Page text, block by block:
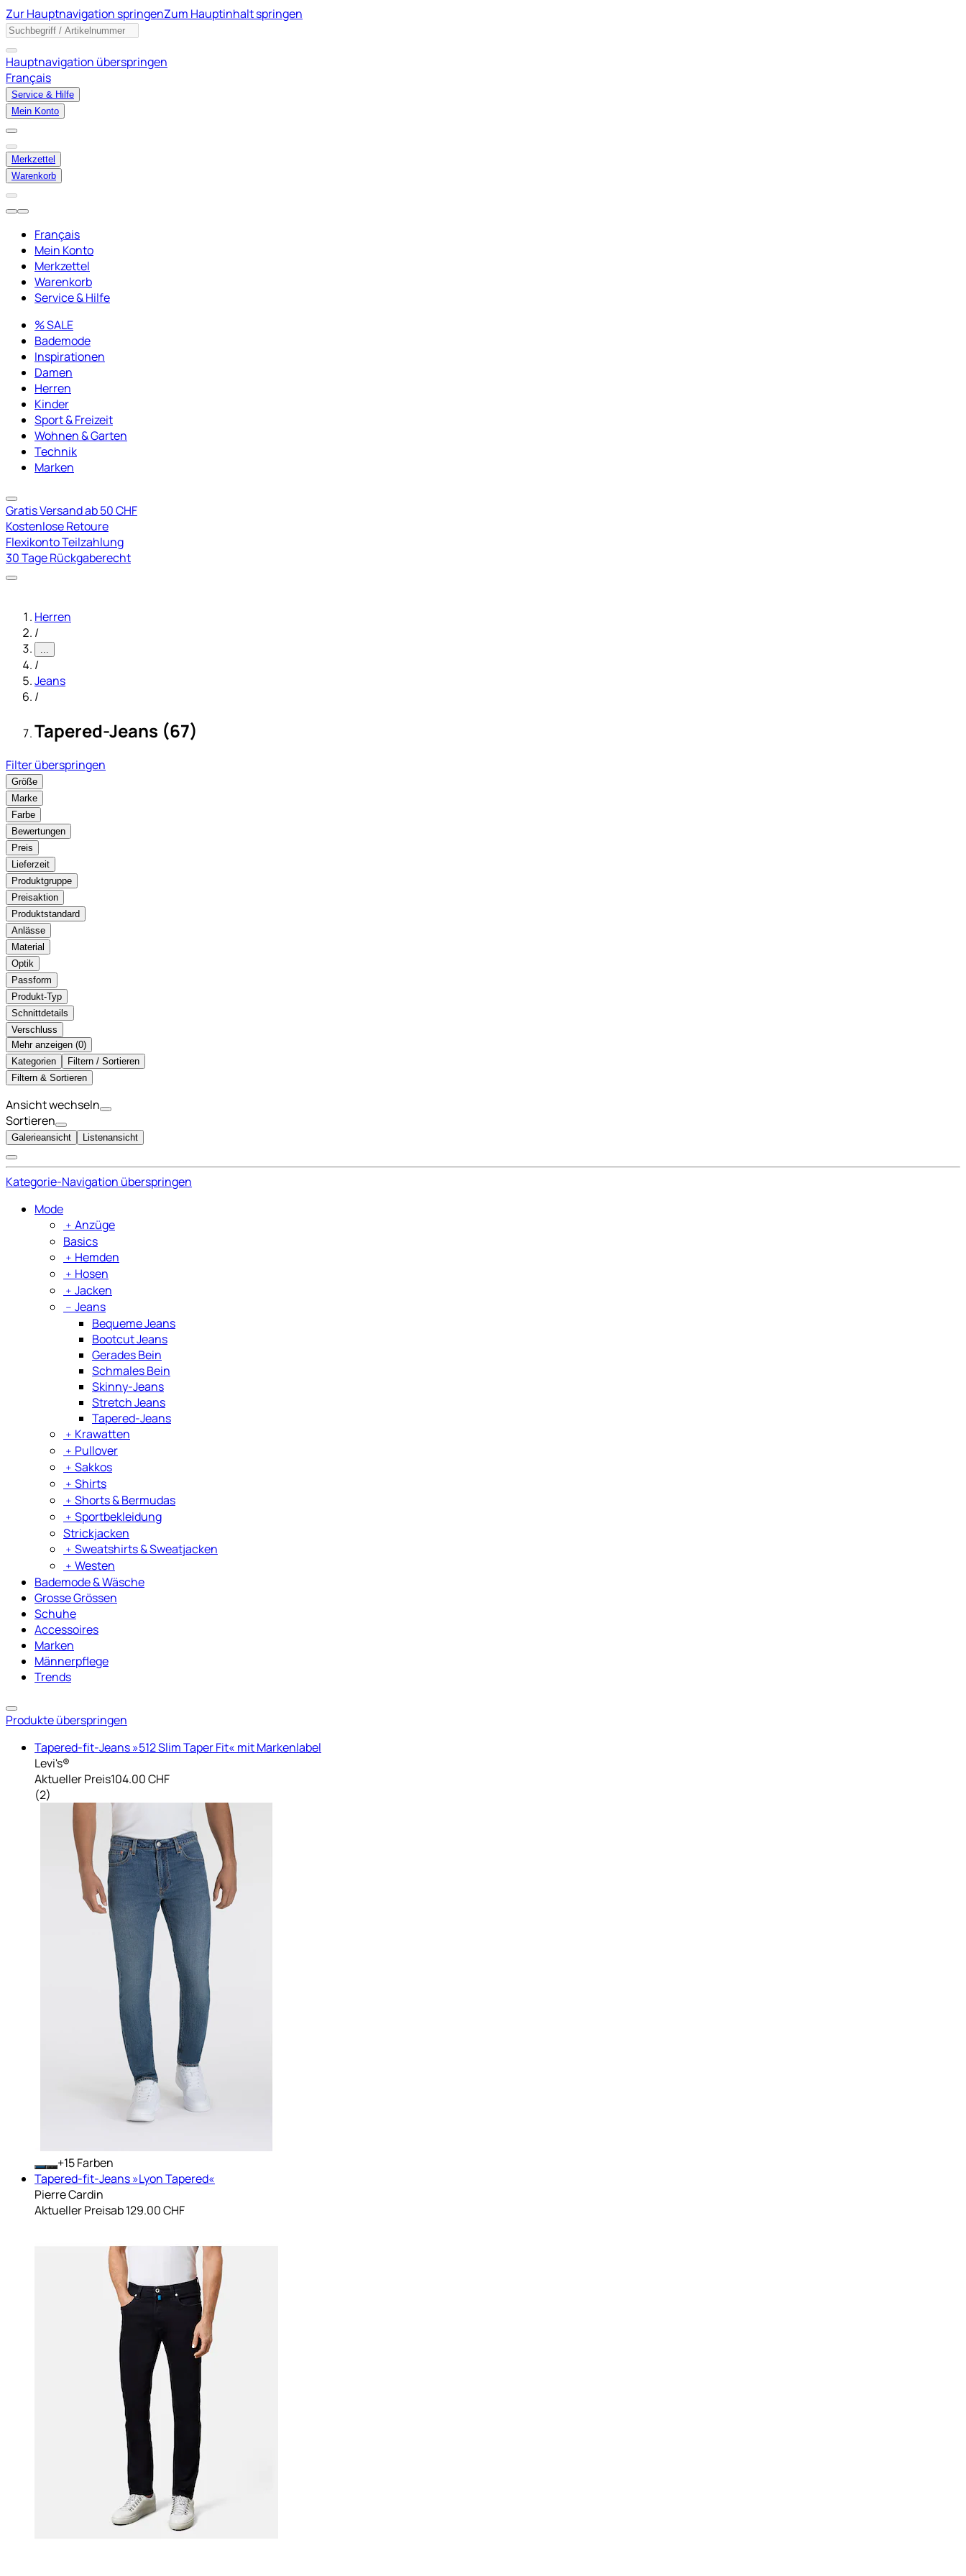
Zur Hauptnavigation springenZum Hauptinhalt springen
Hauptnavigation überspringen
Français
Service & Hilfe
Mein Konto
Merkzettel
Warenkorb
Français
Mein Konto
Merkzettel
Warenkorb
Service & Hilfe
% SALE
Bademode
Inspirationen
Damen
Herren
Kinder
Sport & Freizeit
Wohnen & Garten
Technik
Marken
Gratis Versand ab 50 CHF
Kostenlose Retoure
Flexikonto Teilzahlung
30 Tage Rückgaberecht
Herren
/
...
/
Jeans
/
Tapered-Jeans (67)
Filter überspringen
Größe
Marke
Farbe
Bewertungen
Preis
Lieferzeit
Produktgruppe
Preisaktion
Produktstandard
Anlässe
Material
Optik
Passform
Produkt-Typ
Schnittdetails
Verschluss
Mehr anzeigen ( )
Kategorien
Filtern / Sortieren
Filtern & Sortieren
Ansicht wechseln
Sortieren
Galerieansicht Listenansicht
Kategorie-Navigation überspringen
Mode
﹢ Anzüge
Basics
﹢ Hemden
﹢ Hosen
﹢ Jacken
﹣ Jeans
Bequeme Jeans
Bootcut Jeans
Gerades Bein
Schmales Bein
Skinny-Jeans
Stretch Jeans
Tapered-Jeans
﹢ Krawatten
﹢ Pullover
﹢ Sakkos
﹢ Shirts
﹢ Shorts & Bermudas
﹢ Sportbekleidung
Strickjacken
﹢ Sweatshirts & Sweatjacken
﹢ Westen
Bademode & Wäsche
Grosse Grössen
Schuhe
Accessoires
Marken
Männerpflege
Trends
Produkte überspringen
Tapered-fit-Jeans »512 Slim Taper Fit« mit Markenlabel
Levi's®
Aktueller Preis104.00 CHF
(2)
+
Farben
Tapered-fit-Jeans »Lyon Tapered«
Pierre Cardin
Aktueller Preisab129.00 CHF